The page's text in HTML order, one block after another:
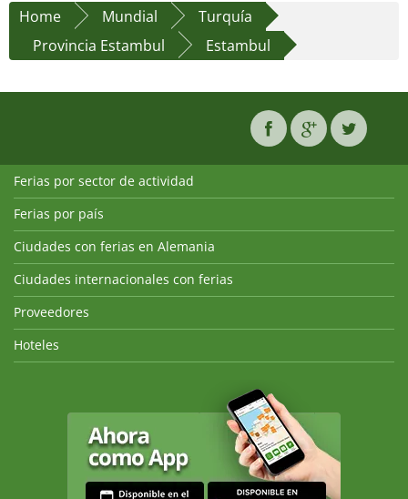
Home Mundial
Turquía
Provincia Estambul
Estambul
Ferias por sector de actividad
Ferias por país
Ciudades con ferias en Alemania
Ciudades internacionales con ferias
Proveedores
Hoteles